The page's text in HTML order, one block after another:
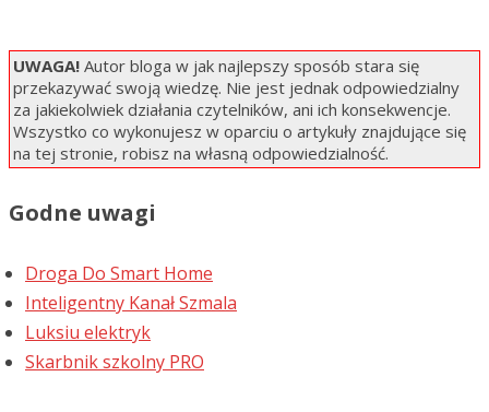
UWAGA! Autor bloga w jak najlepszy sposób stara się
przekazywać swoją wiedzę. Nie jest jednak odpowiedzialny
za jakiekolwiek działania czytelników, ani ich konsekwencje.
Wszystko co wykonujesz w oparciu o artykuły znajdujące się
na tej stronie, robisz na własną odpowiedzialność.
Godne uwagi
Droga Do Smart Home
Inteligentny Kanał Szmala
Luksiu elektryk
Skarbnik szkolny PRO